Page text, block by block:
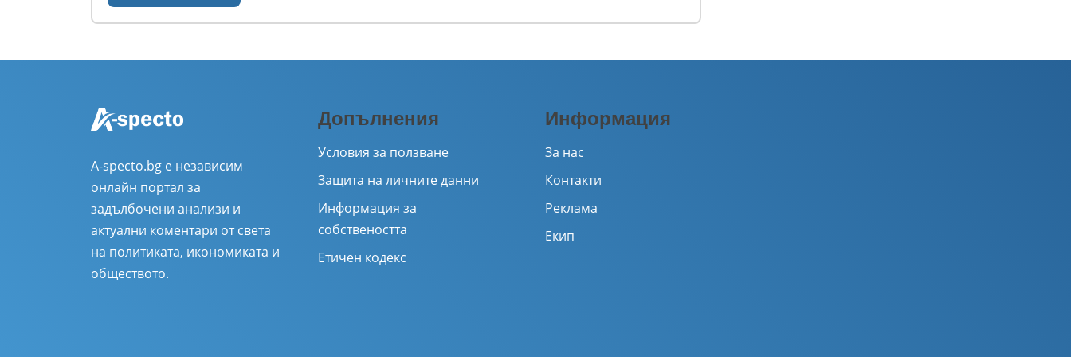
A-specto.bg е независим
онлайн портал за
задълбочени анализи и
актуални коментари от света
на политиката, икономиката и
обществото.
Допълнения
Условия за ползване
Защита на личните данни
Информация за
собствеността
Етичен кодекс
Информация
За нас
Контакти
Реклама
Екип